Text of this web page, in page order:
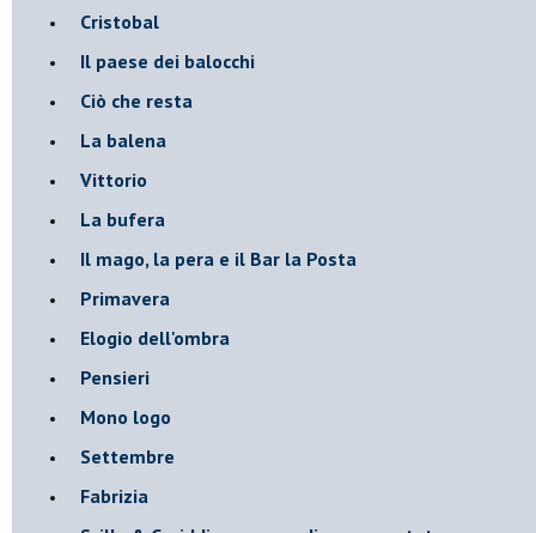
Cristobal
Il paese dei balocchi
Ciò che resta
La balena
Vittorio
La bufera
Il mago, la pera e il Bar la Posta
Primavera
Elogio dell'ombra
Pensieri
Mono logo
Settembre
Fabrizia